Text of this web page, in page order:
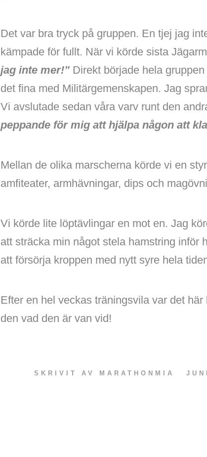
Det var bra tryck på gruppen. En tjej jag
kämpade för fullt. När vi körde sista
jag inte mer!” Direkt började hela
det fina med Militärgemenskapen. Jag
Vi avslutade sedan våra varv runt den
peppande för mig att hjälpa någon att
Mellan de olika marscherna körde vi en
amfiteater, armhävningar, dips och
Vi körde lite löptävlingar en mot en. Jag
att sträcka min något stela hamstring inför
att försörja kroppen med nytt syre hela
Efter en hel veckas träningsvila var det här
den vad den är van vid!
SKRIVIT AV MARATHONMIA